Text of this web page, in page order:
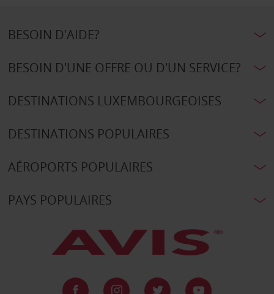
BESOIN D'AIDE?
BESOIN D'UNE OFFRE OU D'UN SERVICE?
DESTINATIONS LUXEMBOURGEOISES
DESTINATIONS POPULAIRES
AÉROPORTS POPULAIRES
PAYS POPULAIRES